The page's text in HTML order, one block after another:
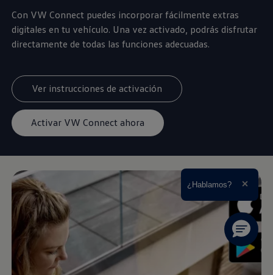
Con VW Connect puedes incorporar fácilmente extras
digitales en tu vehículo. Una vez activado, podrás disfrutar
directamente de todas las funciones adecuadas.
Ver instrucciones de activación
Activar VW Connect ahora
¿Hablamos?
Ampliar el texto